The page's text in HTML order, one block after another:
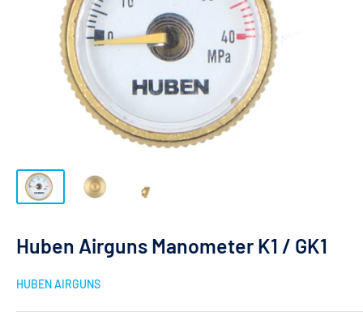
Huben Airguns Manometer K1 / GK1
HUBEN AIRGUNS